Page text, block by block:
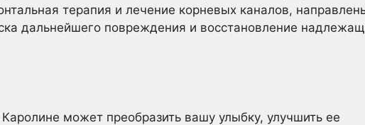
терапия и лечение корневых каналов,
дальнейшего повреждения и восстановление
может преобразить вашу улыбку, улучшить ее